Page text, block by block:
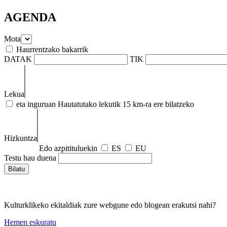
AGENDA
Mota
Haurrentzako bakarrik
DATAK
TIK
Lekua
eta inguruan Hautatutako lekutik 15 km-ra ere bilatzeko
Hizkuntza
Edo azpitituluekin
ES
EU
Testu hau duena
Kulturklikeko ekitaldiak zure webgune edo blogean erakutsi nahi?
Hemen eskuratu